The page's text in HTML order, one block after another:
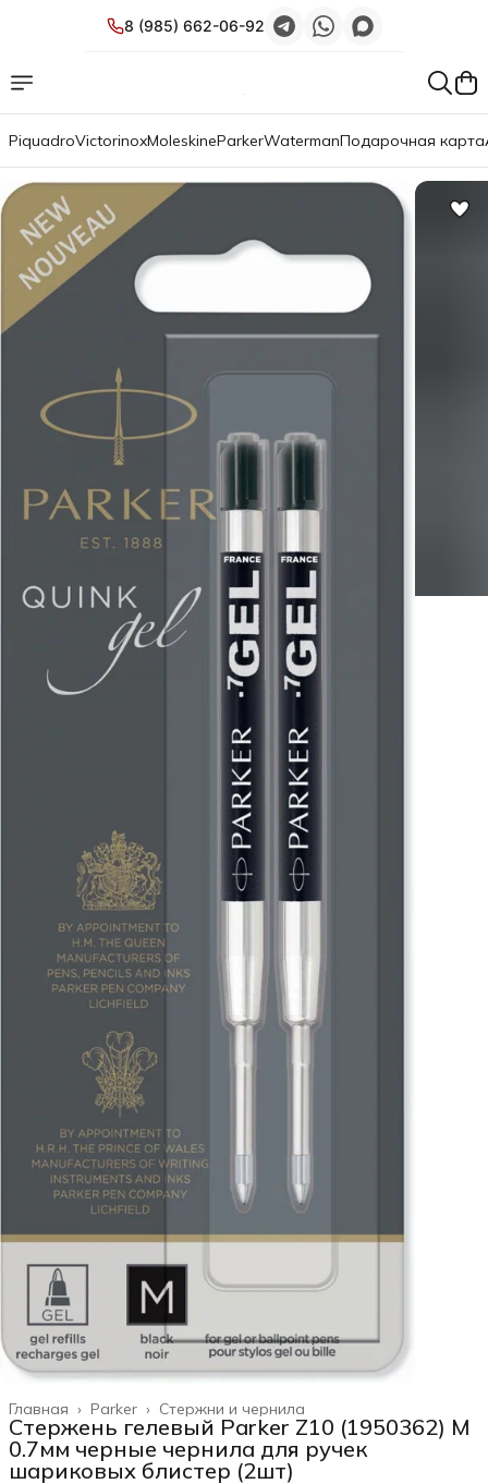
8 (985) 662-06-92
PiquadroVictorinoxMoleskineParkerWatermanПодарочная карта
Стержни и чернила
Parker ›
Главная ›
Стержень гелевый Parker Z10 (1950362) M
0.7мм черные чернила для ручек
шариковых блистер (2шт)